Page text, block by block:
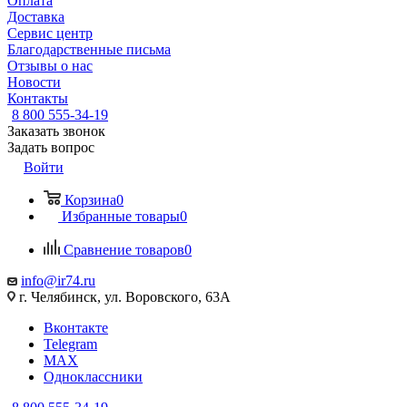
Доставка
Сервис центр
Благодарственные письма
Отзывы о нас
Новости
Контакты
8 800 555-34-19
Заказать звонок
Задать вопрос
Войти
Корзина0
Избранные товары0
Сравнение товаров0
info@ir74.ru
г. Челябинск, ул. Воровского, 63А
Вконтакте
Telegram
MAX
Одноклассники